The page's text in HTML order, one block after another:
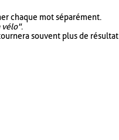
chaque mot séparément.
vélo".
souvent plus de résultat